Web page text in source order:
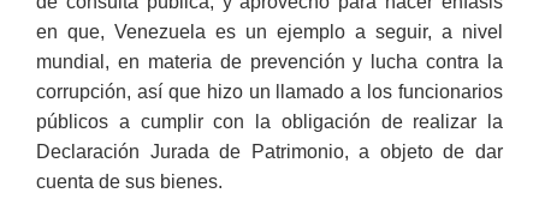
en que, Venezuela es un ejemplo a seguir, a nivel
mundial, en materia de prevención y lucha contra la
corrupción, así que hizo un llamado a los funcionarios
públicos a cumplir con la obligación de realizar la
Declaración Jurada de Patrimonio, a objeto de dar
cuenta de sus bienes.